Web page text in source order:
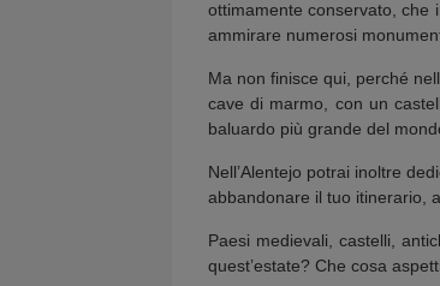
ottimamente conservato, che
ammirare numerosi
Ma non finisce qui, perché
cave di marmo, con un
baluardo più grande del
Nell’Alentejo potrai inoltre
abbandonare il tuo itinerario,
Paesi medievali, castelli,
quest’estate? Che cosa